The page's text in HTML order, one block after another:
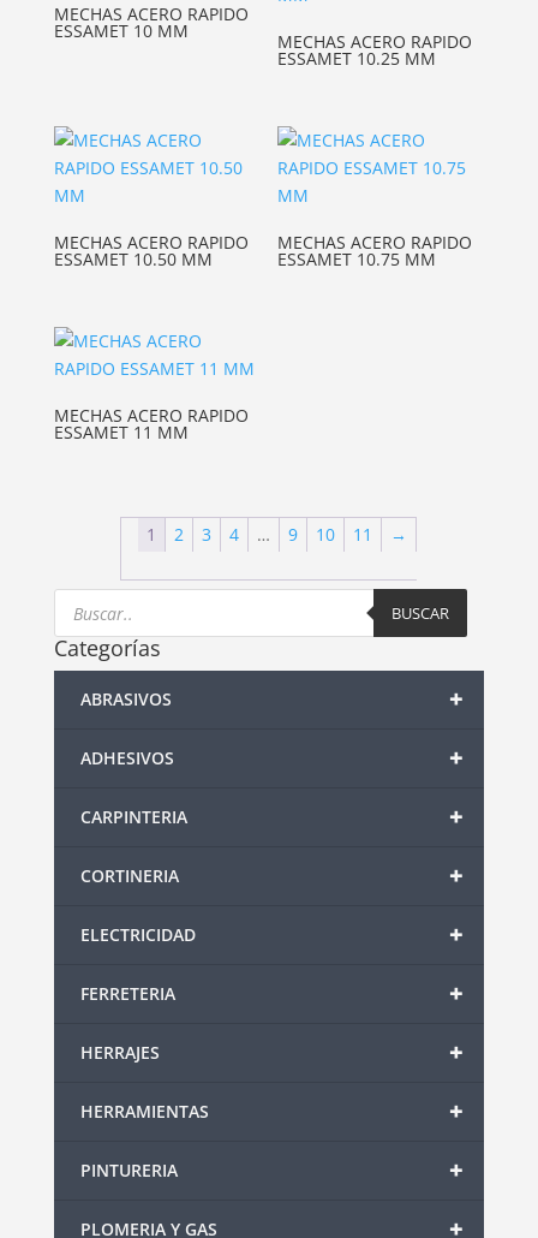
MECHAS ACERO RAPIDO
ESSAMET 10 MM MECHAS ACERO RAPIDO
ESSAMET 10.25 MM
MECHAS ACERO RAPIDO
ESSAMET 10.50 MM
MECHAS ACERO RAPIDO
ESSAMET 10.75 MM
MECHAS ACERO RAPIDO
ESSAMET 11 MM
1 2 3 4 … 9 10 11 →
Products
search BUSCAR
Categorías
+
ABRASIVOS
+
ADHESIVOS
+
CARPINTERIA
+
CORTINERIA
+
ELECTRICIDAD
+
FERRETERIA
+
HERRAJES
+
HERRAMIENTAS
+
PINTURERIA
+
PLOMERIA Y GAS